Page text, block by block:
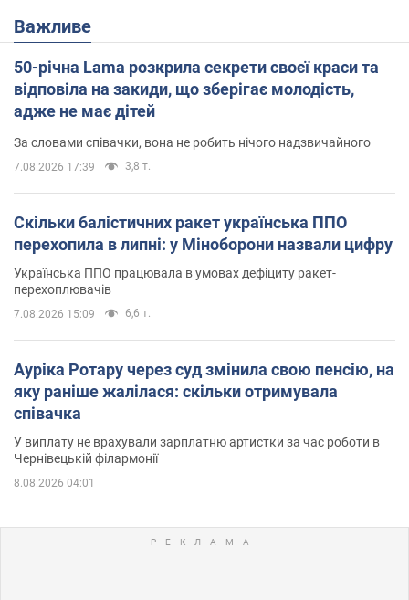
Важливе
50-річна Lama розкрила секрети своєї краси та
відповіла на закиди, що зберігає молодість,
адже не має дітей
За словами співачки, вона не робить нічого надзвичайного
7.08.2026 17:39 3,8 т.
Скільки балістичних ракет українська ППО
перехопила в липні: у Міноборони назвали цифру
Українська ППО працювала в умовах дефіциту ракет-
перехоплювачів
7.08.2026 15:09 6,6 т.
Ауріка Ротару через суд змінила свою пенсію, на
яку раніше жалілася: скільки отримувала
співачка
У виплату не врахували зарплатню артистки за час роботи в
Чернівецькій філармонії
8.08.2026 04:01